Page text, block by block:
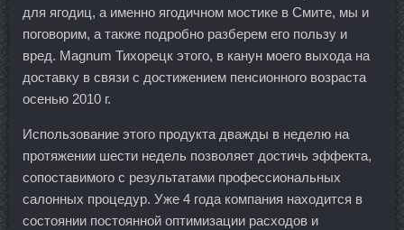
для ягодиц, а именно ягодичном мостике в Смите, мы и
поговорим, а также подробно разберем его пользу и
вред. Magnum Тихорецк этого, в канун моего выхода на
доставку в связи с достижением пенсионного возраста
осенью 2010 г.
Использование этого продукта дважды в неделю на
протяжении шести недель позволяет достичь эффекта,
сопоставимого с результатами профессиональных
салонных процедур. Уже 4 года компания находится в
состоянии постоянной оптимизации расходов и